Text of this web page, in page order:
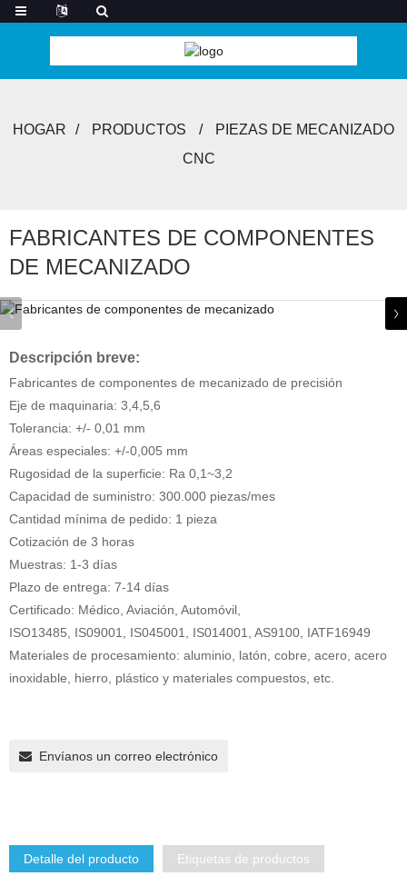
HOGAR PRODUCTOS
PIEZAS DE MECANIZADO
CNC
FABRICANTES DE COMPONENTES
DE MECANIZADO
Descripción breve:
Fabricantes de componentes de mecanizado de precisión
Eje de maquinaria: 3,4,5,6
Tolerancia: +/- 0,01 mm
Áreas especiales: +/-0,005 mm
Rugosidad de la superficie: Ra 0,1~3,2
Capacidad de suministro: 300.000 piezas/mes
Cantidad mínima de pedido: 1 pieza
Cotización de 3 horas
Muestras: 1-3 días
Plazo de entrega: 7-14 días
Certificado: Médico, Aviación, Automóvil,
ISO13485, IS09001, IS045001, IS014001, AS9100, IATF16949
Materiales de procesamiento: aluminio, latón, cobre, acero, acero
inoxidable, hierro, plástico y materiales compuestos, etc.
Envíanos un correo electrónico
Detalle del producto Etiquetas de productos